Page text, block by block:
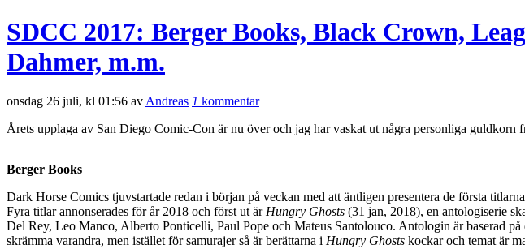
SDCC 2017: Berger Books, Black Crown,
Dahmer, m.m.
onsdag 26 juli, kl 01:56 av Andreas 1 kommentar
Årets upplaga av San Diego Comic-Con är nu över och jag har vaskat ut några personliga
Berger Books
Dark Horse Comics tjuvstartade redan i början på veckan med att äntligen presentera de första
Fyra titlar annonserades för år 2018 och först ut är Hungry Ghosts (31 jan, 2018), en antologiserie
Del Rey, Leo Manco, Alberto Ponticelli, Paul Pope och Mateus Santolouco. Antologin är baserad
skrämma varandra, men istället för samurajer så är berättarna i Hungry Ghosts kockar och temat är